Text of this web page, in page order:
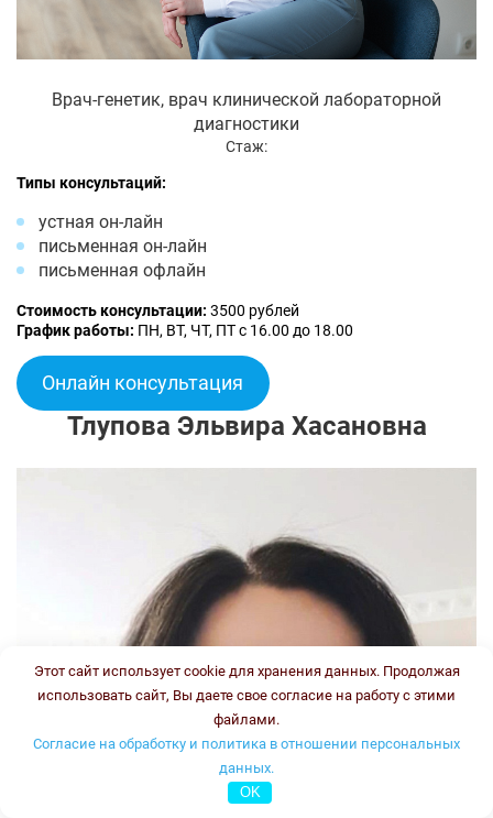
Врач-генетик, врач клинической лабораторной
диагностики
Стаж:
Типы консультаций:
устная он-лайн
письменная он-лайн
письменная офлайн
Стоимость консультации: 3500 рублей
График работы: ПН, ВТ, ЧТ, ПТ с 16.00 до 18.00
Онлайн консультация
Тлупова Эльвира Хасановна
Этот сайт использует cookie для хранения данных. Продолжая
использовать сайт, Вы даете свое согласие на работу с этими
файлами.
Согласие на обработку и политика в отношении персональных
данных.
OK